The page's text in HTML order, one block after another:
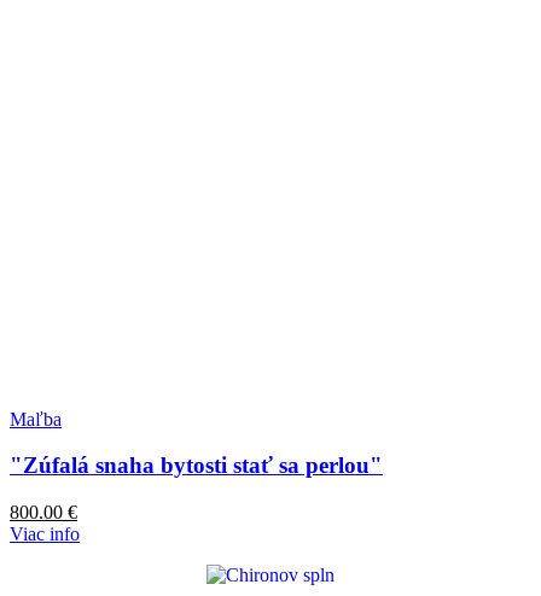
Maľba
"Zúfalá snaha bytosti stať sa perlou"
800.00 €
Viac info